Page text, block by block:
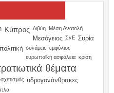
Κύπρος Λιβύη Μέση Ανατολή
Μεσόγειος ΣγΕ Συρία
δυνάμεις εμφύλιος
ευρωπαϊκή ασφάλεια κρίση
θέματα
υδρογονάνθρακες